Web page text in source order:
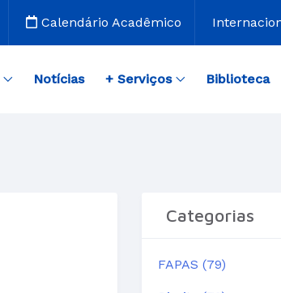
Calendário Acadêmico
Notícias + Serviços Biblioteca
Categorias
FAPAS (79)